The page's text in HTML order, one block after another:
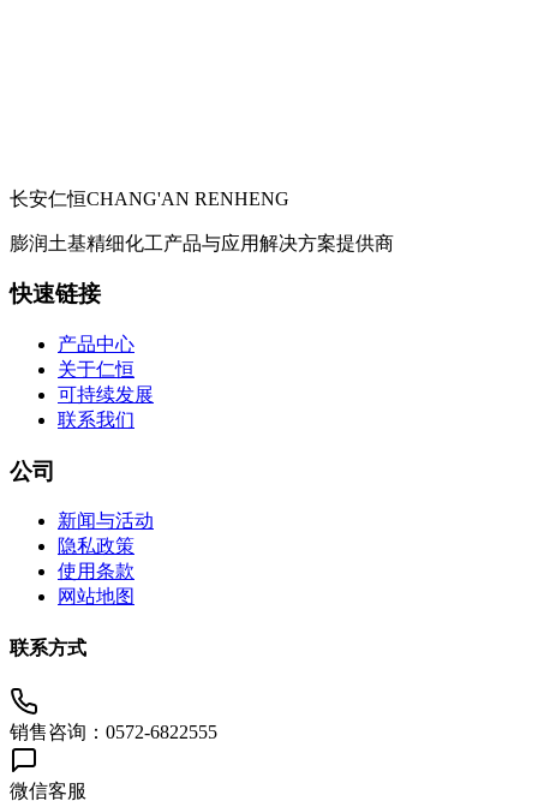
长安仁恒CHANG'AN RENHENG
膨润土基精细化工产品与应用解决方案提供商
快速链接
产品中心
关于仁恒
可持续发展
联系我们
公司
新闻与活动
隐私政策
使用条款
网站地图
联系方式
销售咨询：0572-6822555
微信客服